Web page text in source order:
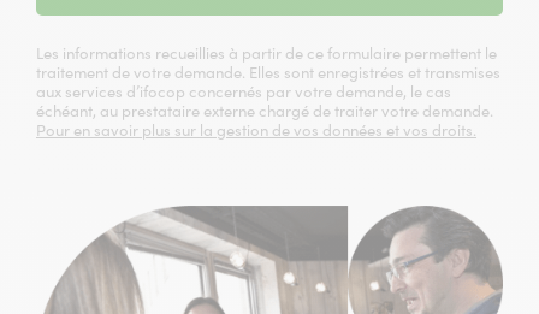
Les informations recueillies à partir de ce formulaire permettent le
traitement de votre demande. Elles sont enregistrées et transmises
aux services d’ifocop concernés par votre demande, le cas
échéant, au prestataire externe chargé de traiter votre demande.
Pour en savoir plus sur la gestion de vos données et vos droits.